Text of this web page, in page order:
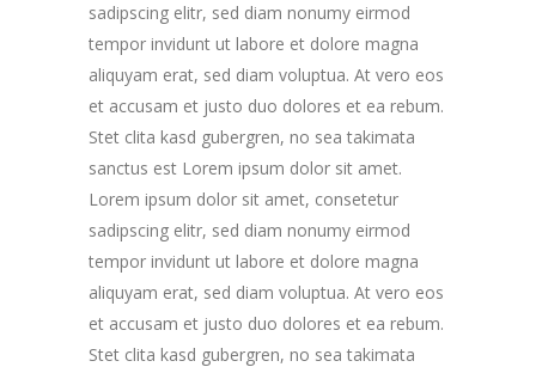
sadipscing elitr, sed diam nonumy eirmod
tempor invidunt ut labore et dolore magna
aliquyam erat, sed diam voluptua. At vero eos
et accusam et justo duo dolores et ea rebum.
Stet clita kasd gubergren, no sea takimata
sanctus est Lorem ipsum dolor sit amet.
Lorem ipsum dolor sit amet, consetetur
sadipscing elitr, sed diam nonumy eirmod
tempor invidunt ut labore et dolore magna
aliquyam erat, sed diam voluptua. At vero eos
et accusam et justo duo dolores et ea rebum.
Stet clita kasd gubergren, no sea takimata